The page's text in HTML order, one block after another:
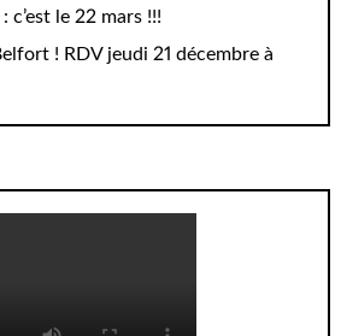
le 22 mars !!!
! RDV jeudi 21 décembre à